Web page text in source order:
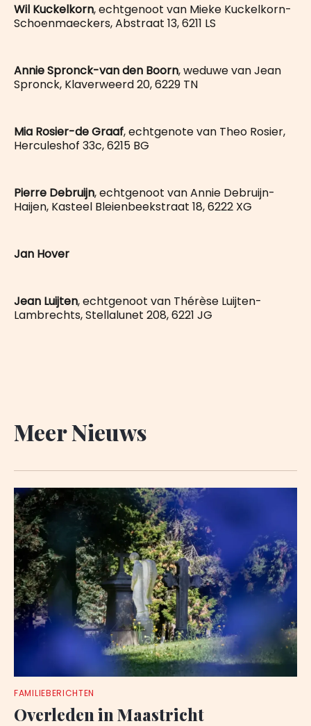
Wil Kuckelkorn, echtgenoot van Mieke Kuckelkorn-
Schoenmaeckers, Abstraat 13, 6211 LS
Annie Spronck-van den Boorn, weduwe van Jean
Spronck, Klaverweerd 20, 6229 TN
Mia Rosier-de Graaf, echtgenote van Theo Rosier,
Herculeshof 33c, 6215 BG
Pierre Debruijn, echtgenoot van Annie Debruijn-
Haijen, Kasteel Bleienbeekstraat 18, 6222 XG
Jan Hover
Jean Luijten, echtgenoot van Thérèse Luijten-
Lambrechts, Stellalunet 208, 6221 JG
Meer Nieuws
FAMILIEBERICHTEN
Overleden in Maastricht